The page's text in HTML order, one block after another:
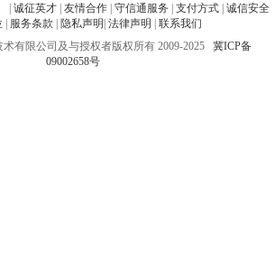
诚征英才 友情合作 守信通服务 支付方式 诚信安全
服务条款 隐私声明 法律声明
联系我们
有限公司及与授权者版权所有 2009-2025 冀ICP备
09002658号